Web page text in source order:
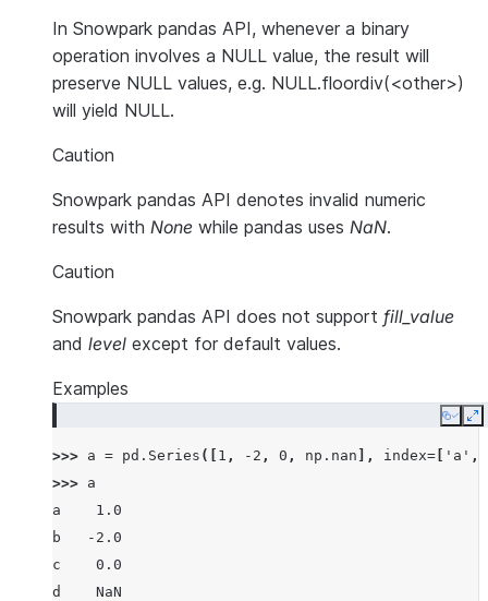
In Snowpark pandas API, whenever a binary
operation involves a NULL value, the result will
preserve NULL values, e.g. NULL.floordiv(<other>)
will yield NULL.
Caution
Snowpark pandas API denotes invalid numeric
results with None while pandas uses NaN.
Caution
Snowpark pandas API does not support fill_value
and level except for default values.
Examples
Copy
>>> a = pd . Series ([ 1 , - 2 , 0 , np . nan ], index= 'a' ,
>>> a
a    1.0
b   -2.0
c    0.0
d    NaN